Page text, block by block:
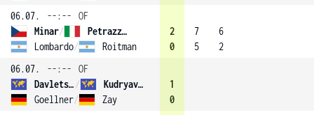
06.07.
--:--
OF
Minar/
Petrazzuolo (4)
Lombardo/ Roitman
2
0
7
5
6
2
06.07.
--:--
OF
Davletshin /
Kudryavtsev
Goellner/ Zay
1
0